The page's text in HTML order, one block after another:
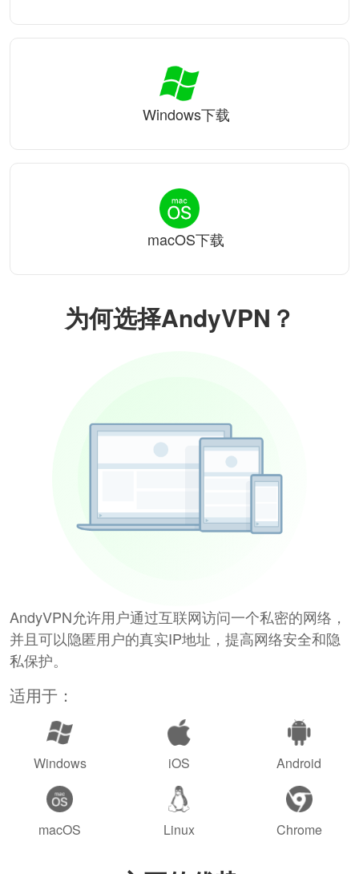
为何选择AndyVPN？
AndyVPN允许用户通过互联网访问一个私密的网络，
并且可以隐匿用户的真实IP地址，提高网络安全和隐
私保护。
适用于：
Windows iOS Android
macOS Linux Chrome
Windows下载
macOS下载